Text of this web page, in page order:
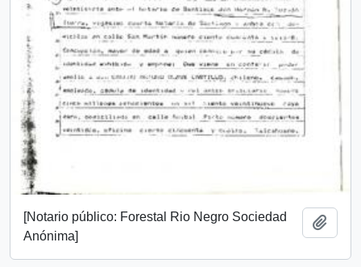
[Notario público: Forestal Rio Negro Sociedad
Anónima]